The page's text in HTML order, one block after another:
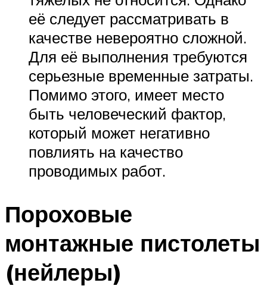
её следует рассматривать в
качестве невероятно сложной.
Для её выполнения требуются
серьезные временные затраты.
Помимо этого, имеет место
быть человеческий фактор,
который может негативно
повлиять на качество
проводимых работ.
Пороховые
монтажные пистолеты
(нейлеры)